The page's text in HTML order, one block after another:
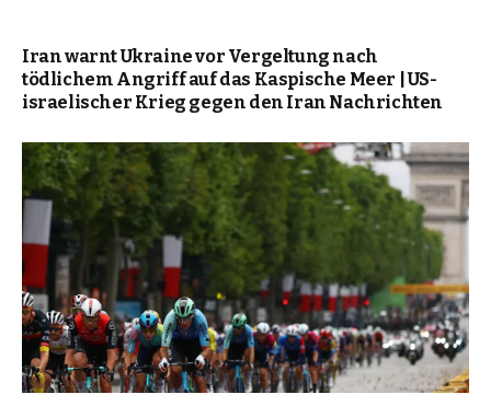
Iran warnt Ukraine vor Vergeltung nach
tödlichem Angriff auf das Kaspische Meer | US-
israelischer Krieg gegen den Iran Nachrichten